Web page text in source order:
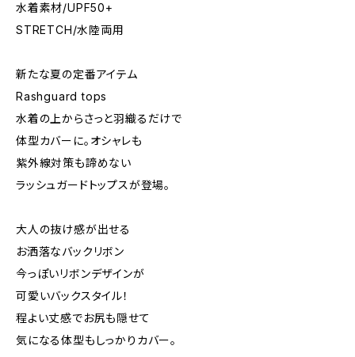
水着素材/UPF50+
STRETCH/水陸両用
新たな夏の定番アイテム
Rashguard tops
水着の上からさっと羽織るだけで
体型カバーに。オシャレも
紫外線対策も諦めない
ラッシュガードトップスが登場。
大人の抜け感が出せる
お洒落なバックリボン
今っぽいリボンデザインが
可愛いバックスタイル！
程よい丈感でお尻も隠せて
気になる体型もしっかりカバー。